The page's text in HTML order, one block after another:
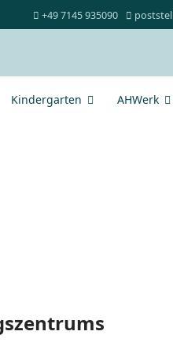
+49 7145 935090
Kindergarten AHWerk